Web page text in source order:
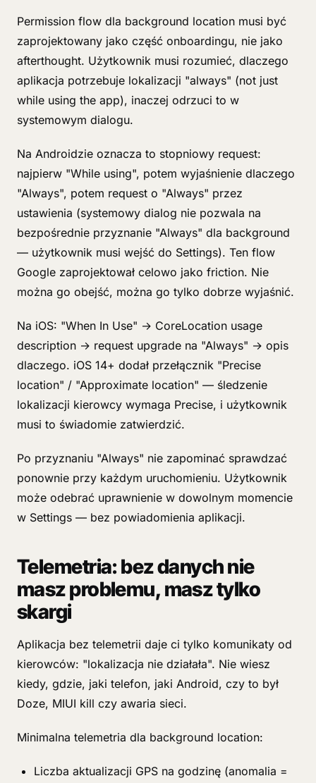
Permission flow dla background location musi być
zaprojektowany jako część onboardingu, nie jako
afterthought. Użytkownik musi rozumieć, dlaczego
aplikacja potrzebuje lokalizacji "always" (not just
while using the app), inaczej odrzuci to w
systemowym dialogu.
Na Androidzie oznacza to stopniowy request:
najpierw "While using", potem wyjaśnienie dlaczego
"Always", potem request o "Always" przez
ustawienia (systemowy dialog nie pozwala na
bezpośrednie przyznanie "Always" dla background
— użytkownik musi wejść do Settings). Ten flow
Google zaprojektował celowo jako friction. Nie
można go obejść, można go tylko dobrze wyjaśnić.
Na iOS: "When In Use" → CoreLocation usage
description → request upgrade na "Always" → opis
dlaczego. iOS 14+ dodał przełącznik "Precise
location" / "Approximate location" — śledzenie
lokalizacji kierowcy wymaga Precise, i użytkownik
musi to świadomie zatwierdzić.
Po przyznaniu "Always" nie zapominać sprawdzać
ponownie przy każdym uruchomieniu. Użytkownik
może odebrać uprawnienie w dowolnym momencie
w Settings — bez powiadomienia aplikacji.
Telemetria: bez danych nie
masz problemu, masz tylko
skargi
Aplikacja bez telemetrii daje ci tylko komunikaty od
kierowców: "lokalizacja nie działała". Nie wiesz
kiedy, gdzie, jaki telefon, jaki Android, czy to był
Doze, MIUI kill czy awaria sieci.
Minimalna telemetria dla background location:
Liczba aktualizacji GPS na godzinę (anomalia =